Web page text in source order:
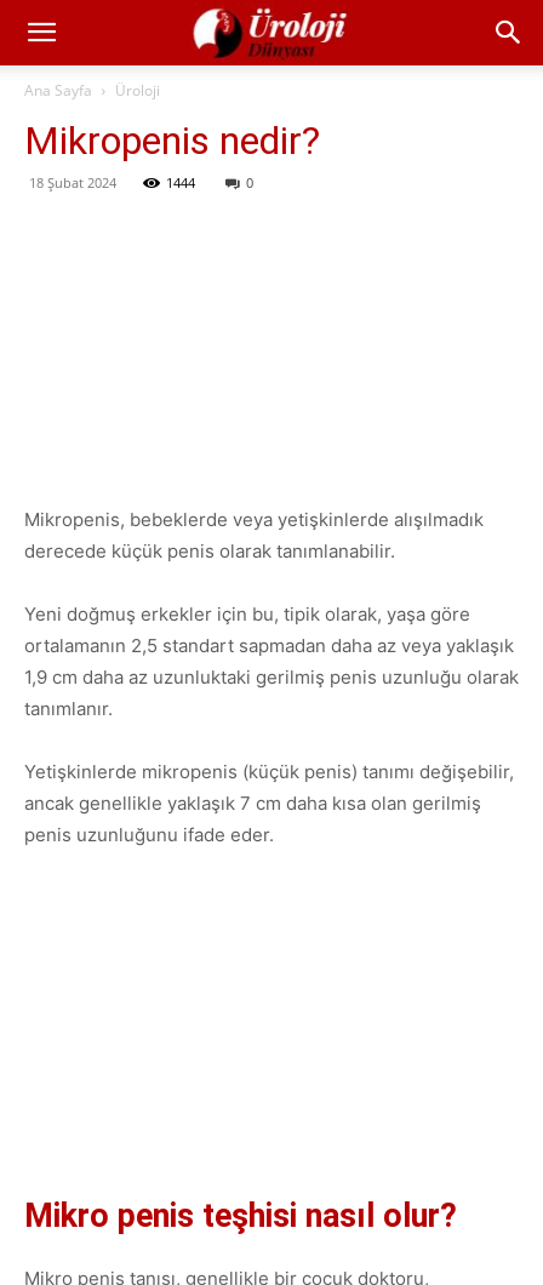
Ana Sayfa Üroloji
Mikropenis nedir?
18 Şubat 2024 1444 0
Mikropenis, bebeklerde veya yetişkinlerde alışılmadık
derecede küçük penis olarak tanımlanabilir.
Yeni doğmuş erkekler için bu, tipik olarak, yaşa göre
ortalamanın 2,5 standart sapmadan daha az veya yaklaşık
1,9 cm daha az uzunluktaki gerilmiş penis uzunluğu olarak
tanımlanır.
Yetişkinlerde mikropenis (küçük penis) tanımı değişebilir,
ancak genellikle yaklaşık 7 cm daha kısa olan gerilmiş
penis uzunluğunu ifade eder.
Mikro penis teşhisi nasıl olur?
Mikro penis tanısı, genellikle bir çocuk doktoru,